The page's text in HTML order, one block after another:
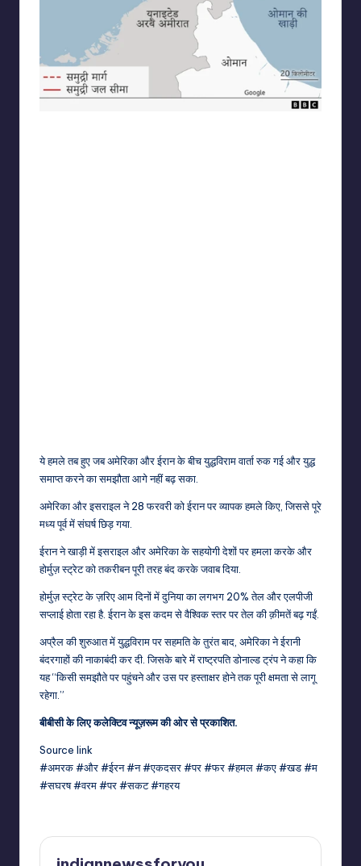
ये हमले तब हुए जब अमेरिका और ईरान के बीच युद्धविराम वार्ता रुक गई और युद्ध
समाप्त करने का समझौता आगे नहीं बढ़ सका.
अमेरिका और इसराइल ने 28 फरवरी को ईरान पर व्यापक हमले किए, जिससे पूरे
मध्य पूर्व में संघर्ष छिड़ गया.
ईरान ने खाड़ी में इसराइल और अमेरिका के सहयोगी देशों पर हमला करके और
होर्मुज़ स्ट्रेट को तकरीबन पूरी तरह बंद करके जवाब दिया.
होर्मुज़ स्ट्रेट के ज़रिए आम दिनों में दुनिया का लगभग 20% तेल और एलपीजी
सप्लाई होता रहा है. ईरान के इस कदम से वैश्विक स्तर पर तेल की क़ीमतें बढ़ गईं.
अप्रैल की शुरुआत में युद्धविराम पर सहमति के तुरंत बाद, अमेरिका ने ईरानी
बंदरगाहों की नाकाबंदी कर दी. जिसके बारे में राष्ट्रपति डोनाल्ड ट्रंप ने कहा कि
यह “किसी समझौते पर पहुंचने और उस पर हस्ताक्षर होने तक पूरी क्षमता से लागू
रहेगा.”
बीबीसी के लिए कलेक्टिव न्यूज़रूम की ओर से प्रकाशित.
Source link
#अमरक #और #ईरन #न #एकदसर #पर #फर #हमल #कए #खड #म
#सघरष #वरम #पर #सकट #गहरय